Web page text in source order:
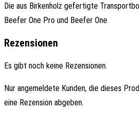
Die aus Birkenholz gefertigte
Beefer One Pro und Beefer One
Rezensionen
Es gibt noch keine Rezensionen.
Nur angemeldete Kunden, die dieses
eine Rezension abgeben.